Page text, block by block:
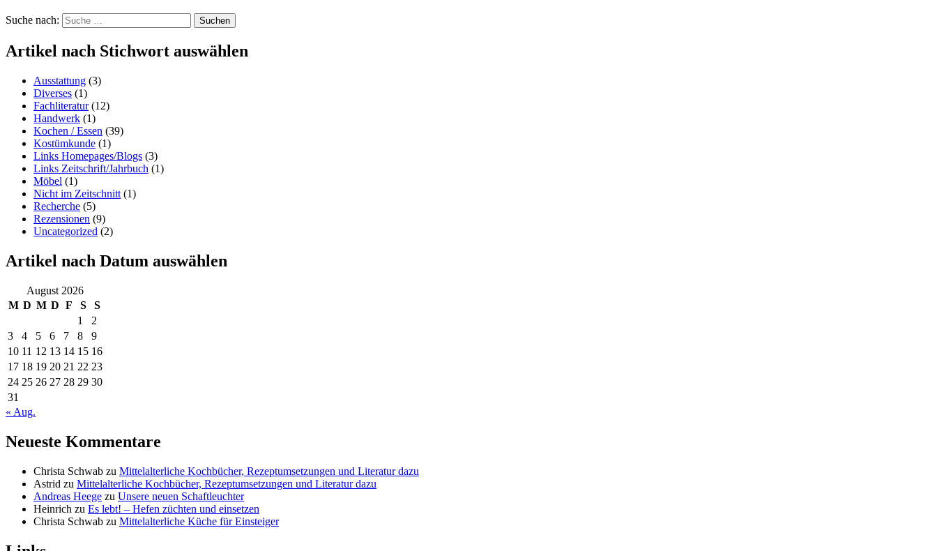
Suche nach: Suchen
Artikel nach Stichwort auswählen
Ausstattung (3)
Diverses (1)
Fachliteratur(12)
Handwerk (1)
Kochen / Essen (39)
Kostümkunde (1)
Links Homepages/Blogs (3)
Links Zeitschrift/Jahrbuch (1)
Möbel (1)
Nicht im Zeitschnitt (1)
Recherche (5)
Rezensionen (9)
Uncategorized (2)
Artikel nach Datum auswählen
August 2026
M D M D F S
S
1
2
3
4 5 6 7 8
9
10 11 12 13 14 15 16
17 18 19 20 21 22 23
24 25 26 27 28 29 30
31
« Aug.
Neueste Kommentare
Christa Schwab zu Mittelalterliche Kochbücher, Rezeptumsetzungen und Literatur dazu
Astrid zu Mittelalterliche Kochbücher, Rezeptumsetzungen und Literatur dazu
Andreas Heege zu Unsere neuen Schaftleuchter
Heinrich zu Es lebt! – Hefen züchten und einsetzen
Christa Schwab zu Mittelalterliche Küche für Einsteiger